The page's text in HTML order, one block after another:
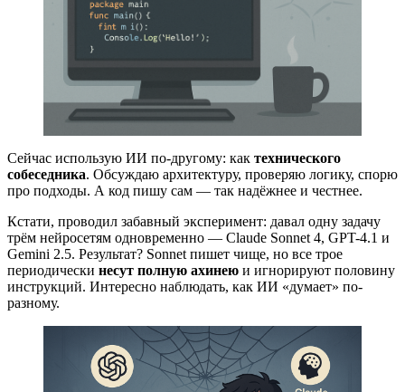
Сейчас использую ИИ по-другому: как технического
собеседника. Обсуждаю архитектуру, проверяю логику, спорю
про подходы. А код пишу сам — так надёжнее и честнее.
Кстати, проводил забавный эксперимент: давал одну задачу
трём нейросетям одновременно — Claude Sonnet 4, GPT-4.1 и
Gemini 2.5. Результат? Sonnet пишет чище, но все трое
периодически несут полную ахинею и игнорируют половину
инструкций. Интересно наблюдать, как ИИ «думает» по-
разному.